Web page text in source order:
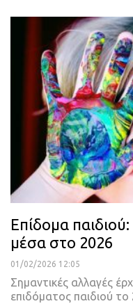
Επίδομα
μέσα στο 2026
01/02/2026 12:05
Σημαντικές αλλαγές
επιδόματος παιδιού